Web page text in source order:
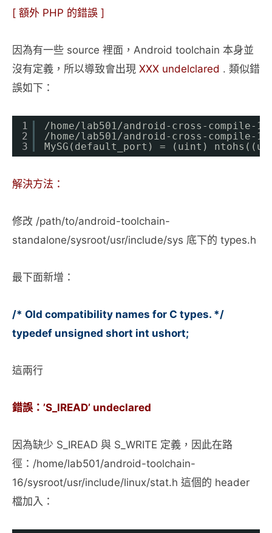
[ 額外 PHP 的錯誤 ]
因為有一些 source 裡面，Android toolchain 本身並
沒有定義，所以導致會出現 XXX undelclared . 類似錯
誤如下：
1
2
3
/home/lab501/android-cross-compile-
/home/lab501/android-cross-compile-
MySG(default_port) = (uint)
解決方法：
修改 /path/to/android-toolchain-
standalone/sysroot/usr/include/sys 底下的 types.h
最下面新增：
/* Old compatibility names for C types. */
typedef unsigned short int ushort;
這兩行
錯誤：’S_IREAD’ undeclared
因為缺少 S_IREAD 與 S_WRITE 定義，因此在路
徑：/home/lab501/android-toolchain-
16/sysroot/usr/include/linux/stat.h 這個的 header
檔加入：